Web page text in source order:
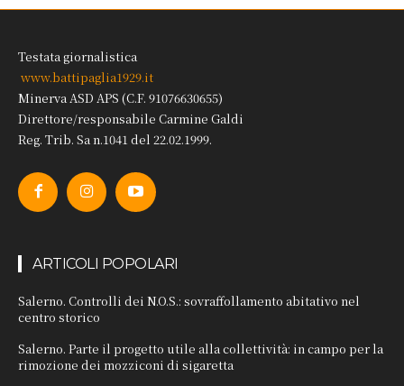
Testata giornalistica
www.battipaglia1929.it
Minerva ASD APS (C.F. 91076630655)
Direttore/responsabile Carmine Galdi
Reg. Trib. Sa n.1041 del 22.02.1999.
ARTICOLI POPOLARI
Salerno. Controlli dei N.O.S.: sovraffollamento abitativo nel
centro storico
Salerno. Parte il progetto utile alla collettività: in campo per la
rimozione dei mozziconi di sigaretta